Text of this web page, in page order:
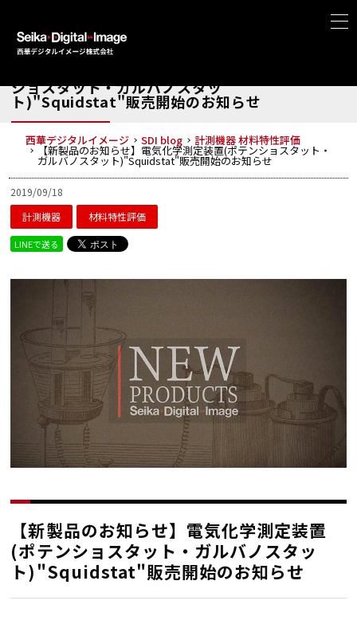
ショスタット・ガルバノスタッ
ト)"Squidstat"販売開始のお知らせ
西華デジタルイメージ SDI blog 計測機器材料特性評価
【新製品のお知らせ】電気化学測定装置(ポテンショスタット・
ガルバノスタット)"Squidstat"販売開始のお知らせ
2019/09/18
計測機器
材料特性評価
LINEで送る
【新製品のお知らせ】電気化学測定装置
(ポテンショスタット・ガルバノスタッ
ト)"Squidstat"販売開始のお知らせ